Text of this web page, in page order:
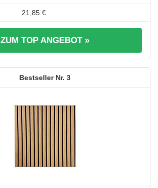
21,85 €
ZUM TOP ANGEBOT »
3